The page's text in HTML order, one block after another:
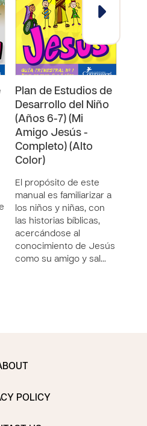
Plan de Estudios de
Desarrollo del Niño
(Años 6-7) (Mi
Amigo Jesús -
Completo) (Alto
Color)
El propósito de este
manual es familiarizar a
los niños y niñas, con
las historias bíblicas,
acercándose al
conocimiento de Jesús
como su amigo y sal…
POLICY